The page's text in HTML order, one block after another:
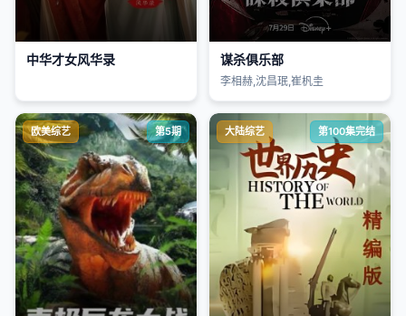
中华才女风华录 谋杀俱乐部
李相赫,沈昌珉,崔杋圭
欧美综艺 第5期 大陆综艺 第100集完结